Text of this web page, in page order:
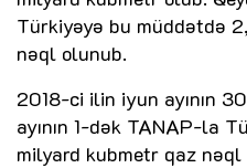
Türkiyəyə bu müddətdə
nəql olunub.
2018-ci ilin iyun ayının
ayının 1-dək TANAP-la
milyard kubmetr qaz nəql